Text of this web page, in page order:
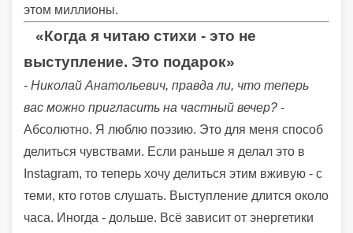
этом миллионы.
«Когда я читаю стихи - это не
выступление. Это подарок»
- Николай Анатольевич, правда ли, что теперь
вас можно пригласить на частный вечер? -
Абсолютно. Я люблю поэзию. Это для меня способ
делиться чувствами. Если раньше я делал это в
Instagram, то теперь хочу делиться этим вживую - с
теми, кто готов слушать. Выступление длится около
часа. Иногда - дольше. Всё зависит от энергетики